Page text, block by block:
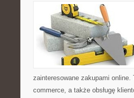
zainteresowane zakupami
commerce, a także obsługę